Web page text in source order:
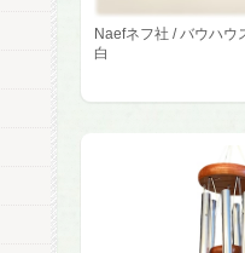
Naefネフ社 / バウハ
白